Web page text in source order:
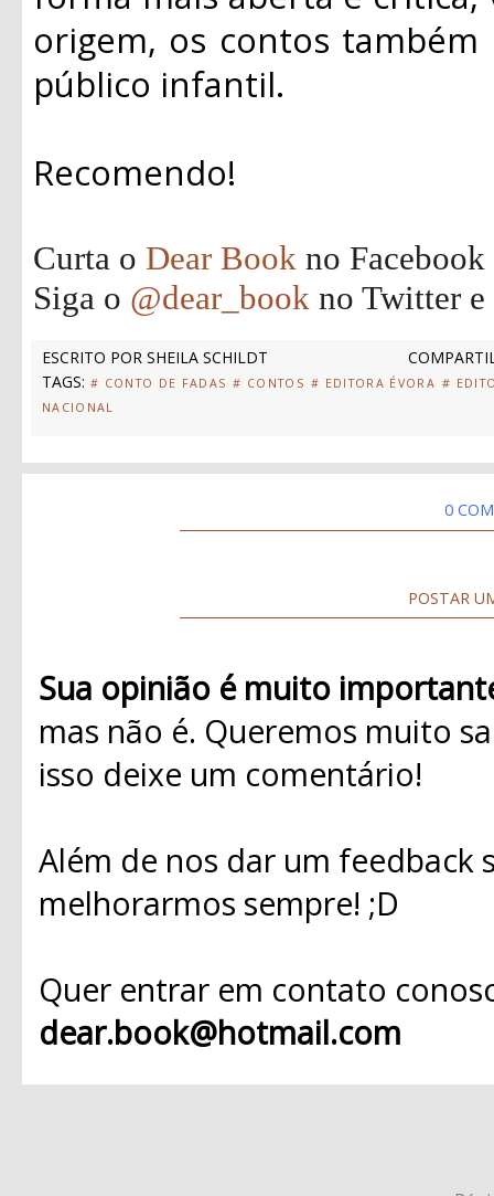
origem, os contos
público infantil.
Recomendo!
Curta o Dear Book no Facebook
Siga o @dear_book no Twitter
ESCRITO POR SHEILA SCHILDT
TAGS: # CONTO DE FADAS # CONTOS # EDITORA ÉVORA #
NACIONAL
0
POSTAR
Sua opinião é muito
mas não é. Queremos muito
isso deixe um comentário!
Além de nos dar um
melhorarmos sempre! ;D
Quer entrar em contato
dear.book@hotmail.com